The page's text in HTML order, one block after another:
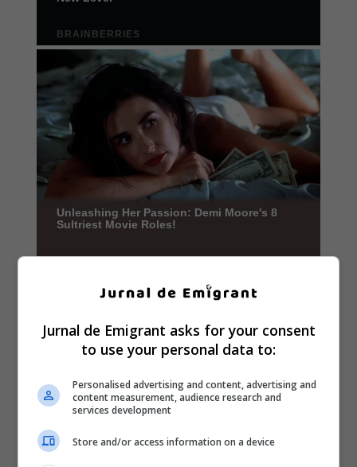
Jurnal de Emigrant asks for your consent
to use your personal data to:
Personalised advertising and content, advertising and
content measurement, audience research and
services development
Store and/or access information on a device